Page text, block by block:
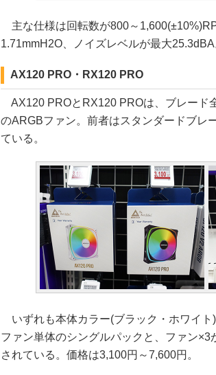
主な仕様は回転数が800～
1.71mmH2O、ノイズレベルが最大25.3dBA
AX120 PRO・RX120 PRO
AX120 PROとRX120 PROは、ブレード
のARGBファン。前者はスタンダードブレ
ている。
いずれも本体カラー(ブラック・ホワイ
ファン単体のシングルパックと、ファン
されている。価格は3,100円～7,600円。